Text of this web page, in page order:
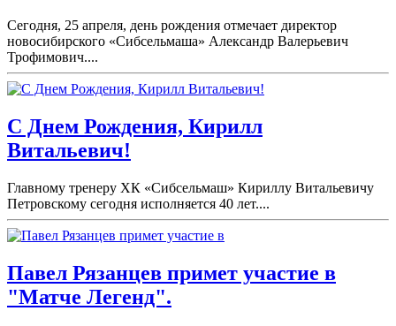
Сегодня, 25 апреля, день рождения отмечает директор
новосибирского «Сибсельмаша» Александр Валерьевич
Трофимович....
С Днем Рождения, Кирилл
Витальевич!
Главному тренеру ХК «Сибсельмаш» Кириллу Витальевичу
Петровскому сегодня исполняется 40 лет....
Павел Рязанцев примет участие в
"Матче Легенд".